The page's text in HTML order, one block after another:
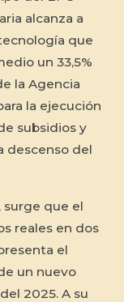
alcanza a
que
un 33,5%
la Agencia
la ejecución
subsidios y
descenso del
surge que el
reales en dos
el
un nuevo
2025. A su